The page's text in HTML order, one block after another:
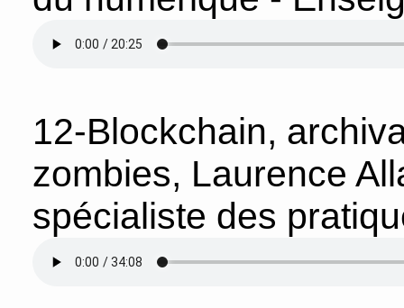
12-Blockchain,
zombies, Laurence
spécialiste des